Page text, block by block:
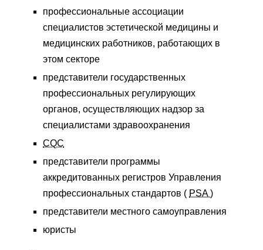
профессиональные ассоциации
специалистов эстетической медицины и
медицинских работников, работающих в
этом секторе
представители государственных
профессиональных регулирующих
органов, осуществляющих надзор за
специалистами здравоохранения
CQC
представители программы
аккредитованных регистров Управления
профессиональных стандартов ( PSA )
представители местного самоуправления
юристы